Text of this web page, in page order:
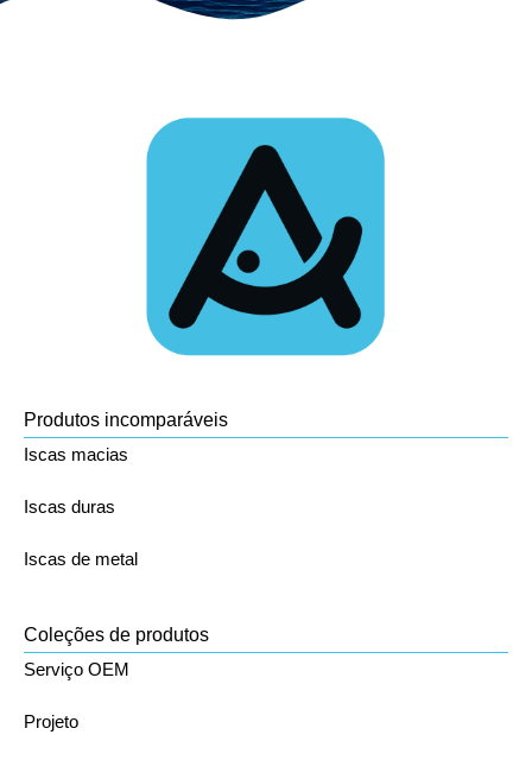
Produtos incomparáveis
Iscas macias
Iscas duras
Iscas de metal
Coleções de produtos
Serviço OEM
Projeto